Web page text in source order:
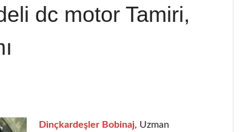
dc motor Tamiri,
Dinçkardeşler Bobinaj, Uzman